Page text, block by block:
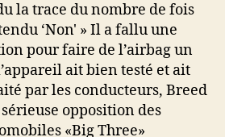
la trace du nombre de fois
‘Non' » Il a fallu une
pour faire de l’airbag un
ait bien testé et ait
par les conducteurs, Breed
sérieuse opposition des
«Big Three»